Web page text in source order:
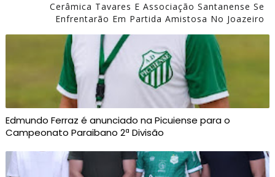
Cerâmica Tavares E Associação Santanense Se
Enfrentarão Em Partida Amistosa No Joazeiro
Edmundo Ferraz é anunciado na Picuiense para o
Campeonato Paraibano 2ª Divisão